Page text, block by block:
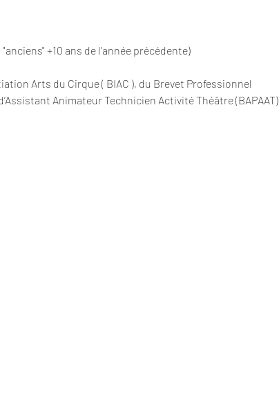
"anciens" +10 ans de l'année précédente)
Arts du Cirque ( BIAC ), du Brevet Professionnel
Animateur Technicien Activité Théâtre (BAPAAT)